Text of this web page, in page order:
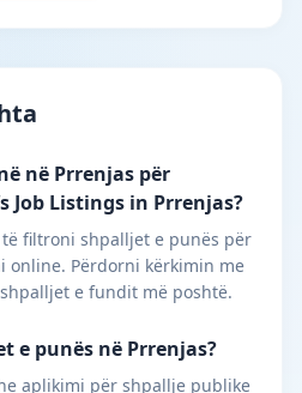
në Prrenjas për
Job Listings in Prrenjas?
filtroni shpalljet e punës për
online. Përdorni kërkimin me
e fundit më poshtë.
e punës në Prrenjas?
aplikimi për shpallje publike